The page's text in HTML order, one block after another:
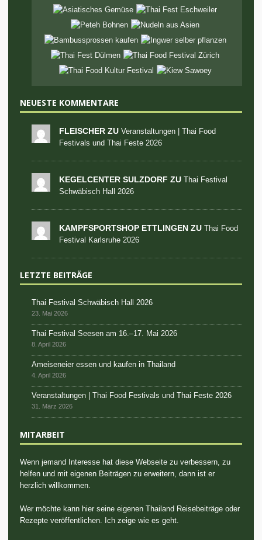
NEUESTE KOMMENTARE
FLEISCHER ZU Veranstaltungen | Thai Food
Festivals und Thai Feste 2026
KEGELCENTER SULZDORF ZU Thai Festival
Schwäbisch Hall 2026
KAMPFSPORTSHOP ETTLINGEN ZU Thai Food
Festival Karlsruhe 2026
LETZTE BEITRÄGE
Thai Festival Schwäbisch Hall 2026
23. Mai 2026
Thai Festival Seesen am 16.–17. Mai 2026
8. April 2026
Ameiseneier essen und kaufen in Thailand
4. April 2026
Veranstaltungen | Thai Food Festivals und Thai Feste 2026
31. März 2026
MITARBEIT
Wenn jemand Interesse hat diese Webseite zu verbessern, zu
helfen und mit eigenen Beiträgen zu erweitern, dann ist er
herzlich willkommen.
Wer möchte kann hier seine eigenen Thailand Reisebeiträge oder
Rezepte veröffentlichen. Ich zeige wie es geht.